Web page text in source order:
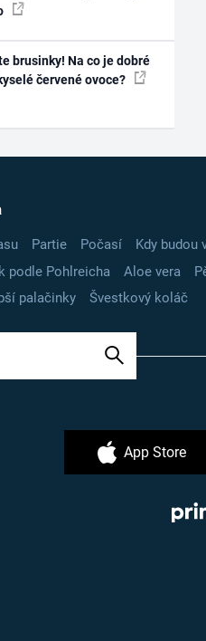
brusinky! Na co je dobré
červené ovoce?
Partie Počasí Kdy budou
podle Pohlreicha Aloe vera
palačinky Švestkový koláč
App Store